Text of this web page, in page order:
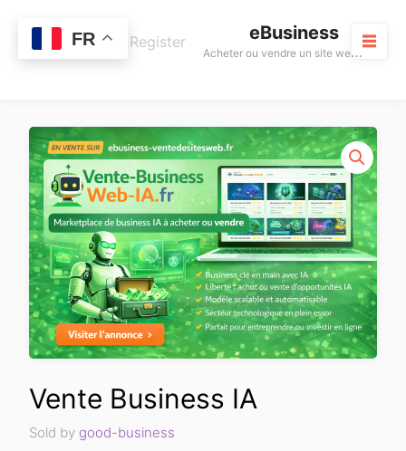
content
eBusiness
A
cheter ou vendre un site web rentable
CartLogin / Register
Vente Business IA
Sold by good-business
FR